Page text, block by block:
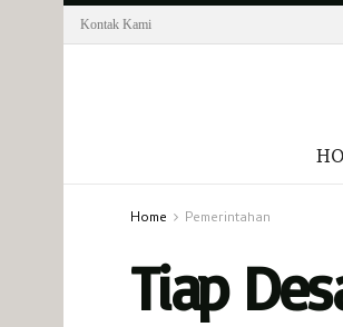
Kontak Kami
Home Pemerintahan
Tiap